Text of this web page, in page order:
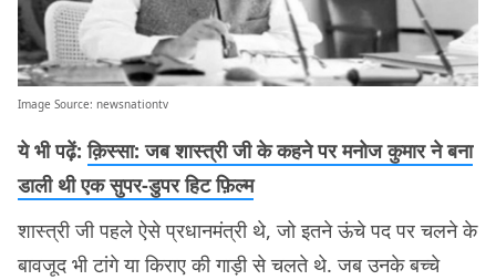
Image Source: newsnationtv
ये भी पढ़ें:क़िस्सा: जब शास्त्री जी के कहने पर मनोज कुमार ने बना
डाली थी एक सुपर-डुपर हिट फ़िल्म
शास्त्री जी पहले ऐसे प्रधानमंत्री थे, जो इतने ऊंचे पद पर चलने के
बावजूद भी टांगे या किराए की गाड़ी से चलते थे. जब उनके बच्चे